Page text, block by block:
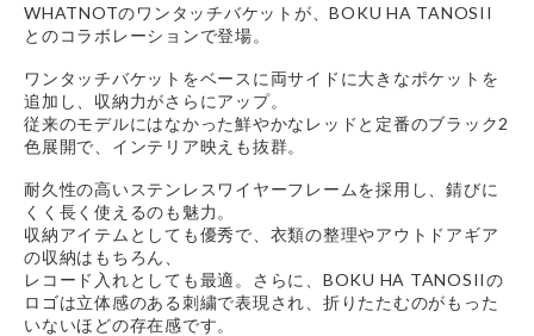
WHATNOTのワンタッチバケットが、BOKU HA TANOSII
とのコラボレーションで登場。
ワンタッチバケットをベースに両サイドに大きなポケットを
追加し、収納力がさらにアップ。
従来のモデルにはなかった鮮やかなレッドと定番のブラック2
色展開で、インテリア映えも抜群。
耐久性の高いステンレスワイヤーフレームを採用し、錆びに
くく長く使えるのも魅力。
収納アイテムとしても優秀で、衣類の整理やアウトドアギア
の収納はもちろん、
レコード入れとしても最適。さらに、BOKU HA TANOSIIの
ロゴは立体感のある刺繍で表現され、折りたたむのがもった
いないほどの存在感です。